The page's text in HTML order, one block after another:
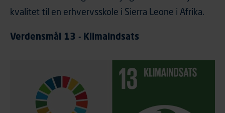
kvalitet til en erhvervsskole i Sierra Leone i Afrika.
Verdensmål 13 - Klimaindsats